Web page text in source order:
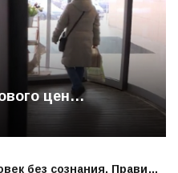
цен…
без сознания. Прави…